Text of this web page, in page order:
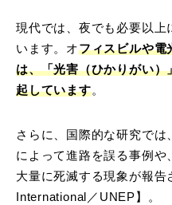
現代では、夜でも必要以上
います。オフィスビルや電
は、「光害（ひかりがい
起しています。
さらに、国際的な研究で
によって進路を誤る事例や
大量に死滅する現象が報
International／UNEP】。